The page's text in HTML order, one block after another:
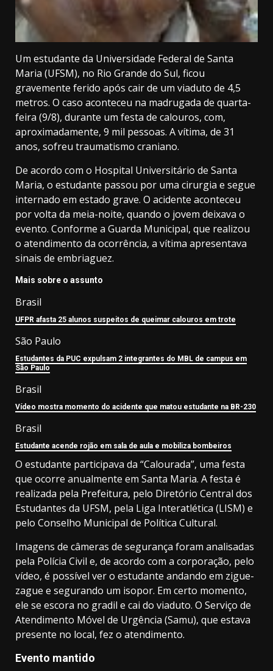
Um estudante da Universidade Federal de Santa
Maria (UFSM), no Rio Grande do Sul, ficou
gravemente ferido após cair de um viaduto de 4,5
metros. O caso aconteceu na madrugada de quarta-
feira (9/8), durante um festa de calouros, com,
aproximadamente, 9 mil pessoas. A vítima, de 31
anos, sofreu traumatismo craniano.
De acordo com o Hospital Universitário de Santa
Maria, o estudante passou por uma cirurgia e segue
internado em estado grave. O acidente aconteceu
por volta da meia-noite, quando o jovem deixava o
evento. Conforme a Guarda Municipal, que realizou
o atendimento da ocorrência, a vítima apresentava
sinais de embriaguez.
Mais sobre o assunto
Brasil
UFPR afasta 25 alunos suspeitos de queimar calouros em trote
São Paulo
Estudantes da PUC expulsam 2 integrantes do MBL de campus em
São Paulo
Brasil
Vídeo mostra momento do acidente que matou estudante na BR-230
Brasil
Estudante acende rojão em sala de aula e mobiliza bombeiros
O estudante participava da “Calourada”, uma festa
que ocorre anualmente em Santa Maria. A festa é
realizada pela Prefeitura, pelo Diretório Central dos
Estudantes da UFSM, pela Liga Interatlética (LISM) e
pelo Conselho Municipal de Política Cultural.
Imagens de câmeras de segurança foram analisadas
pela Polícia Civil e, de acordo com a corporação, pelo
vídeo, é possível ver o estudante andando em zigue-
zague e segurando um isopor. Em certo momento,
ele se escora no gradil e cai do viaduto. O Serviço de
Atendimento Móvel de Urgência (Samu), que estava
presente no local, fez o atendimento.
Evento mantido